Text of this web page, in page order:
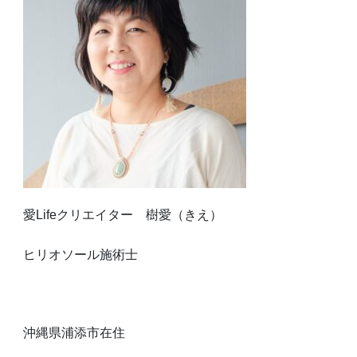
愛Lifeクリエイター 樹愛（きえ）
ヒリオソール施術士
沖縄県浦添市在住